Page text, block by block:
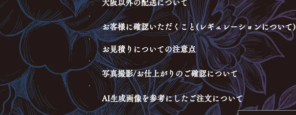
大阪以外の配送について
お客様に確認いただくこと(レギュレーションについて)
お見積りについての注意点
写真撮影/お仕上がりのご確認について
AI生成画像を参考にしたご注文について